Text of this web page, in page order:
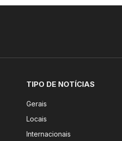
TIPO DE NOTÍCIAS
Gerais
Locais
Internacionais